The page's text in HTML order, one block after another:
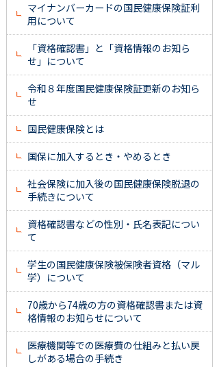
マイナンバーカードの国民健康保険証利
用について
「資格確認書」と「資格情報のお知ら
せ」について
令和８年度国民健康保険証更新のお知ら
せ
国民健康保険とは
国保に加入するとき・やめるとき
社会保険に加入後の国民健康保険脱退の
手続きについて
資格確認書などの性別・氏名表記につい
て
学生の国民健康保険被保険者資格（マル
学）について
70歳から74歳の方の資格確認書または資
格情報のお知らせについて
医療機関等での医療費の仕組みと払い戻
しがある場合の手続き